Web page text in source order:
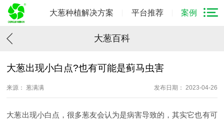
大葱种植解决方案 平台推荐 案例
大葱百科
大葱出现小白点?也有可能是蓟马虫害
来源： 葱满满 发布日期： 2023-04-26
大葱出现小白点，很多葱友会认为是病害导致的，其实它也有可